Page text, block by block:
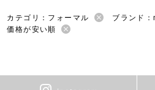
カテゴリ：フォーマル
ブランド
価格が安い順